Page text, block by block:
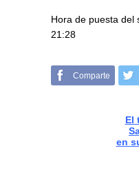
Hora de puesta del
21:28
Comparte
El
en